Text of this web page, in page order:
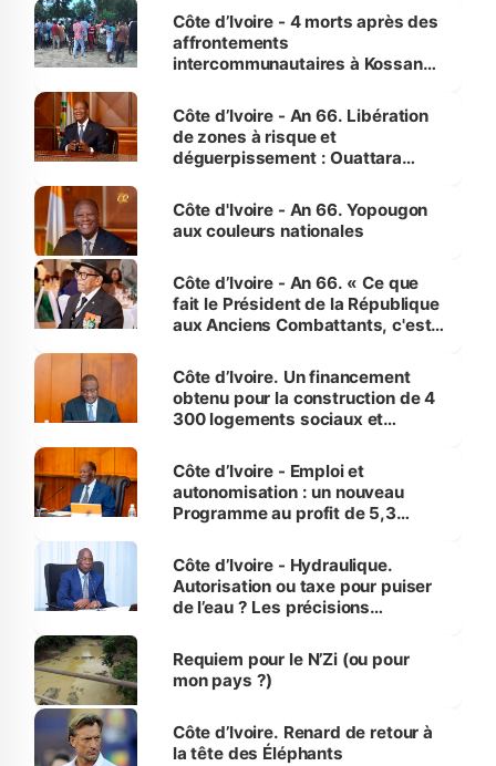
générations futures »
Côte d’Ivoire - 4 morts après des
affrontements
intercommunautaires à Kossandji
milieu des sinistrés
Côte d’Ivoire - An 66. Libération
de zones à risque et
déguerpissement : Ouattara
l'Etat de droit pour préserver les
vies humaines »
Côte d'Ivoire - An 66. Yopougon
aux couleurs nationales
Côte d’Ivoire - An 66. « Ce que
fait le Président de la République
aux Anciens Combattants, c'est
Côte d’Ivoire. Un financement
obtenu pour la construction de 4
300 logements sociaux et
et Yamoussoukro
Côte d’Ivoire - Emploi et
autonomisation : un nouveau
Programme au profit de 5,3
Côte d’Ivoire - Hydraulique.
Autorisation ou taxe pour puiser
de l’eau ? Les précisions
Requiem pour le N’Zi (ou pour
mon pays ?)
Côte d’Ivoire. Renard de retour à
la tête des Éléphants